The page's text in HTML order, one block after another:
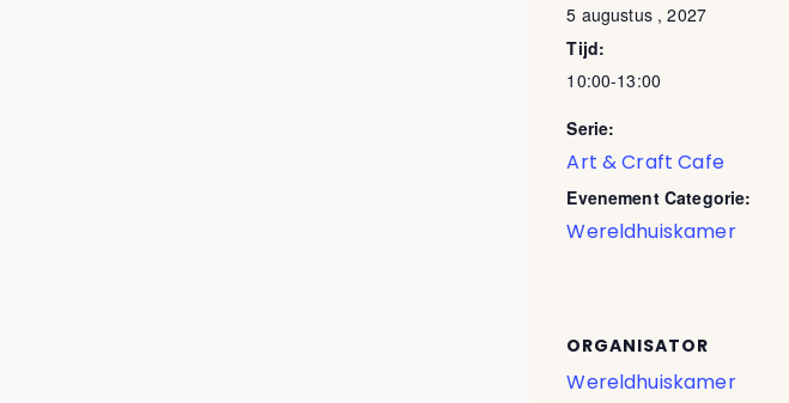
5 augustus , 2027
Tijd:
10:00-13:00
Serie:
Art & Craft Cafe
Evenement Categorie:
Wereldhuiskamer
ORGANISATOR
Wereldhuiskamer